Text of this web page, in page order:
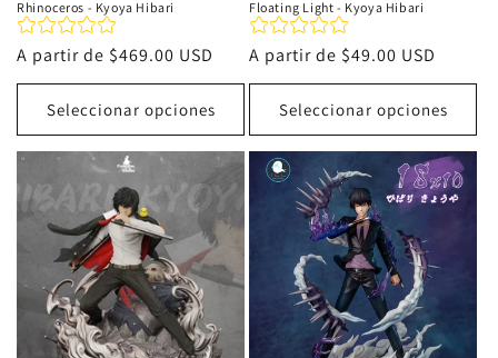
Rhinoceros - Kyoya Hibari
Precio
habitual
A partir de $469.00 USD
Seleccionar opciones
Floating Light - Kyoya Hibari
Precio
habitual
A partir de $49.00 USD
Seleccionar opciones